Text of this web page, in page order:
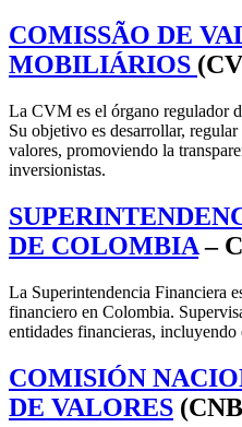
COMISSÃO DE
MOBILIÁRIOS
La CVM es el órgano regulador
Su objetivo es desarrollar,
valores, promoviendo la
inversionistas.
DE COLOMBIA–
La Superintendencia Financiera
financiero en Colombia.
entidades financieras, incluyendo
COMISIÓN
DE VALORES